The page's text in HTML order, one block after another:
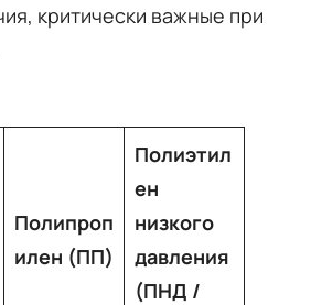
критически важные при
Полипроп
илен (ПП)
Полиэтил
ен
низкого
давления
(ПНД /